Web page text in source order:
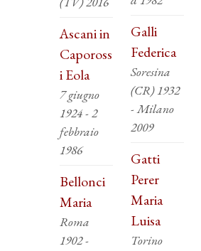
Ascani in
Capoross
i Eola
7 giugno
1924 - 2
febbraio
1986
Bellonci
Maria
Roma
1902 -
Galli
Federica
Soresina
(CR) 1932
- Milano
2009
Gatti
Perer
Maria
Luisa
Torino